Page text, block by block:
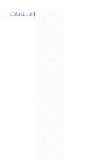
إعــــلانات